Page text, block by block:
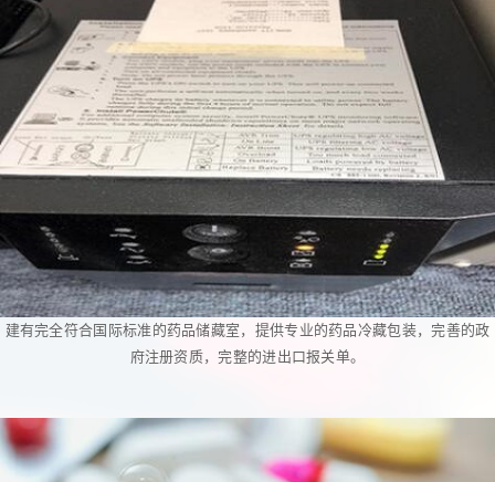
建有完全符合国际标准的药品储藏室，提供专业的药品冷藏包装，完善的政
府注册资质，完整的进出口报关单。